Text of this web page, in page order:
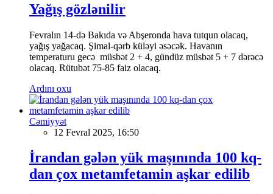
Yağış gözlənilir
Fevralın 14-də Bakıda və Abşeronda hava tutqun olacaq,
yağış yağacaq. Şimal-qərb küləyi əsəcək. Havanın
temperaturu gecə müsbət 2 + 4, gündüz müsbət 5 + 7 dərəcə
olacaq. Rütubət 75-85 faiz olacaq.
Ardını oxu
Cəmiyyət
12 Fevral 2025, 16:50
İrandan gələn yük maşınında 100 kq-
dan çox metamfetamin aşkar edilib